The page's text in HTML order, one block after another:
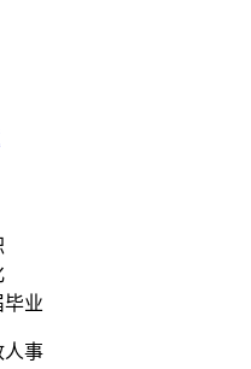
毕业
人事